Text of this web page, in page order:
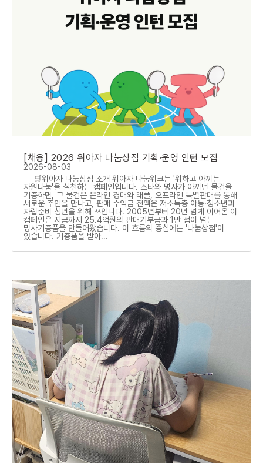
[채용] 2026 위아자 나눔상점 기획·운영 인턴 모집
2026-08-03
🛒위아자 나눔상점 소개 위아자 나눔위크는 '위하고 아끼는
자원나눔'을 실천하는 캠페인입니다. 스타와 명사가 아끼던 물건을
기증하면, 그 물건은 온라인 경매와 래플, 오프라인 특별판매를 통해
새로운 주인을 만나고, 판매 수익금 전액은 저소득층 아동·청소년과
자립준비 청년을 위해 쓰입니다. 2005년부터 20년 넘게 이어온 이
캠페인은 지금까지 25.4억원의 판매기부금과 1만 점이 넘는
명사기증품을 만들어왔습니다. 이 흐름의 중심에는 '나눔상점'이
있습니다. 기증품을 받아...